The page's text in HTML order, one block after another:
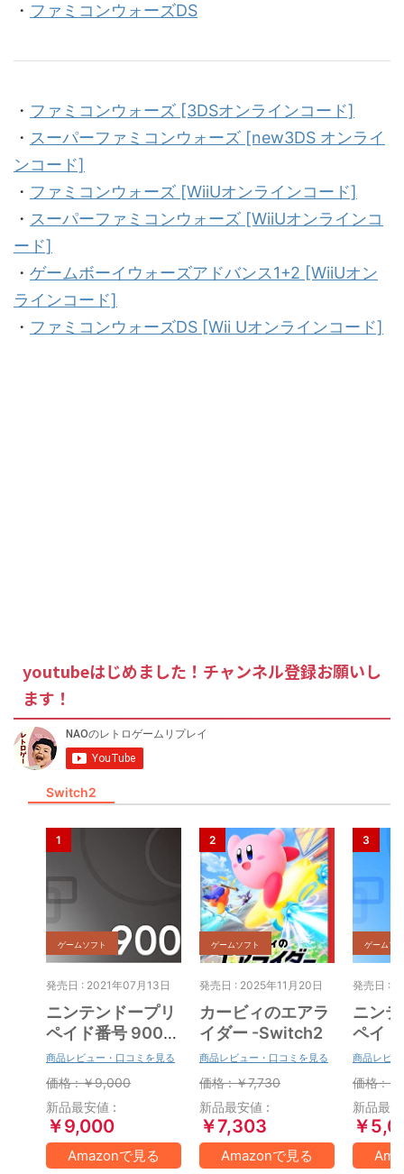
・ ファミコンウォーズDS
・ ファミコンウォーズ [3DSオンラインコード]
・ スーパーファミコンウォーズ [new3DS オンライ
ンコード]
・ ファミコンウォーズ [WiiUオンラインコード]
・ スーパーファミコンウォーズ [WiiUオンラインコ
ード]
・ ゲームボーイウォーズアドバンス1+2 [WiiUオン
ラインコード]
・ ファミコンウォーズDS [Wii Uオンラインコード]
youtubeはじめました！チャンネル登録お願いし
ます！
Switch2
ゲームソフト
発売日 : 2021年07月13日
ニンテンドープリ
ペイド番号 9000
円|オンラインコー
ド版
商品レビュー・口コミを見る
価格 : ￥9,000
新品最安値 :
￥9,000
Amazonで見る
ゲームソフト
発売日 : 2025年11月20日
カービィのエアラ
イダー -Switch2
商品レビュー・口コミを見る
価格 : ￥7,730
新品最安値 :
￥7,303
Amazonで見る
ゲームソ
発売日 :
ニン
ペイ
円|オ
ド版
商品レビ
価格 :
新品最
￥